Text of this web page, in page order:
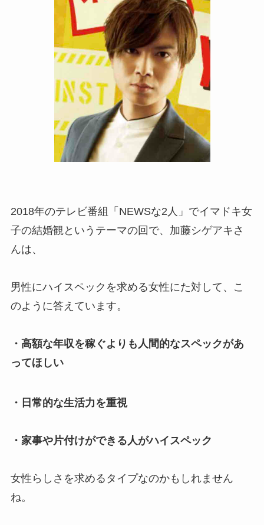
2018年のテレビ番組「NEWSな2人」でイマドキ女
子の結婚観というテーマの回で、加藤シゲアキさ
んは、
男性にハイスペックを求める女性にた対して、こ
のように答えています。
・高額な年収を稼ぐよりも人間的なスペックがあ
ってほしい
・日常的な生活力を重視
・家事や片付けができる人がハイスペック
女性らしさを求めるタイプなのかもしれません
ね。